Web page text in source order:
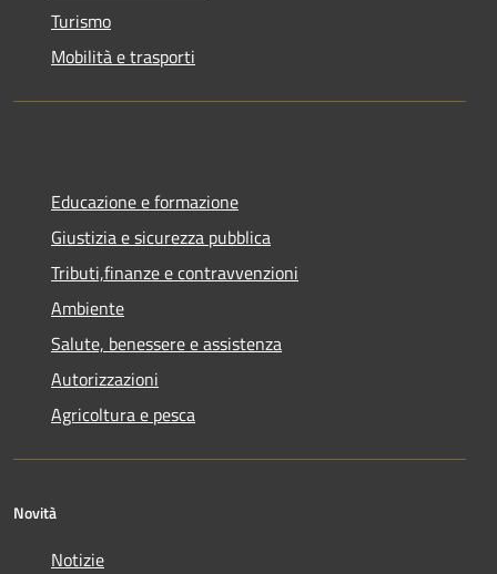
Turismo
Mobilità e trasporti
Educazione e formazione
Giustizia e sicurezza pubblica
Tributi,finanze e contravvenzioni
Ambiente
Salute, benessere e assistenza
Autorizzazioni
Agricoltura e pesca
Novità
Notizie